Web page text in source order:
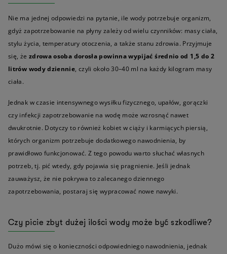
Nie ma jednej odpowiedzi na pytanie, ile wody potrzebuje organizm,
gdyż zapotrzebowanie na płyny zależy od wielu czynników: masy ciała,
stylu życia, temperatury otoczenia, a także stanu zdrowia. Przyjmuje
się, że zdrowa osoba dorosła powinna wypijać średnio od 1,5 do 2
litrów wody dziennie, czyli około 30–40 ml na każdy kilogram masy
ciała.
Jednak w czasie intensywnego wysiłku fizycznego, upałów, gorączki
czy infekcji zapotrzebowanie na wodę może wzrosnąć nawet
dwukrotnie. Dotyczy to również kobiet w ciąży i karmiących piersią,
których organizm potrzebuje dodatkowego nawodnienia, by
prawidłowo funkcjonować. Z tego powodu warto słuchać własnych
potrzeb, tj. pić wtedy, gdy pojawia się pragnienie. Jeśli jednak
zauważysz, że nie pokrywa to zalecanego dziennego
zapotrzebowania, postaraj się wypracować nowe nawyki.
Czy picie zbyt dużej ilości wody może być szkodliwe?
Dużo mówi się o konieczności odpowiedniego nawodnienia, jednak